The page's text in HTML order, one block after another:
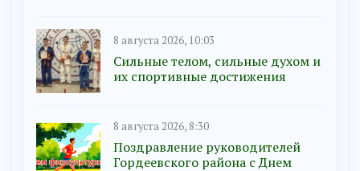
8 августа 2026, 10:03
Сильные телом, сильные духом и
их спортивные достижения
8 августа 2026, 8:30
Поздравление руководителей
Гордеевского района с Днем